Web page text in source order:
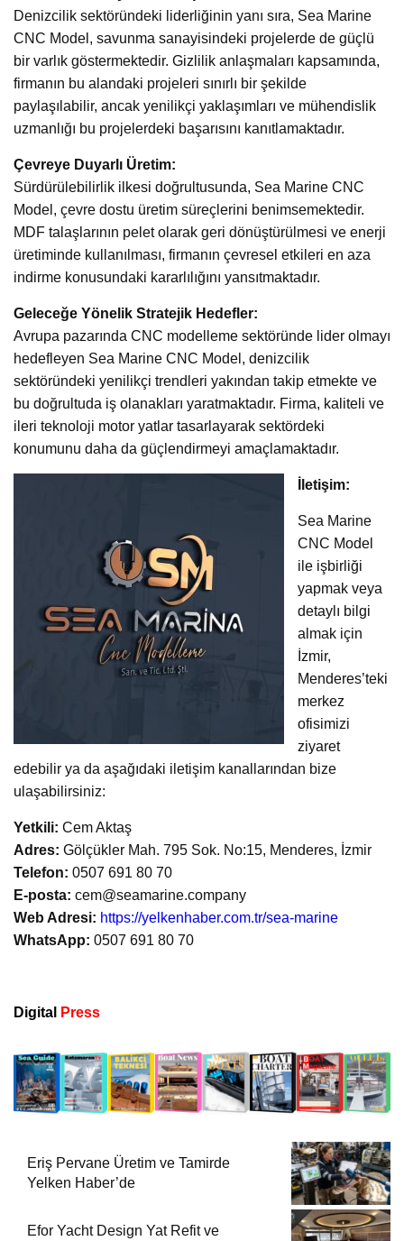
Denizcilik sektöründeki liderliğinin yanı sıra, Sea Marine
CNC Model, savunma sanayisindeki projelerde de güçlü
bir varlık göstermektedir. Gizlilik anlaşmaları kapsamında,
firmanın bu alandaki projeleri sınırlı bir şekilde
paylaşılabilir, ancak yenilikçi yaklaşımları ve mühendislik
uzmanlığı bu projelerdeki başarısını kanıtlamaktadır.
Çevreye Duyarlı Üretim:
Sürdürülebilirlik ilkesi doğrultusunda, Sea Marine CNC
Model, çevre dostu üretim süreçlerini benimsemektedir.
MDF talaşlarının pelet olarak geri dönüştürülmesi ve enerji
üretiminde kullanılması, firmanın çevresel etkileri en aza
indirme konusundaki kararlılığını yansıtmaktadır.
Geleceğe Yönelik Stratejik Hedefler:
Avrupa pazarında CNC modelleme sektöründe lider olmayı
hedefleyen Sea Marine CNC Model, denizcilik
sektöründeki yenilikçi trendleri yakından takip etmekte ve
bu doğrultuda iş olanakları yaratmaktadır. Firma, kaliteli ve
ileri teknoloji motor yatlar tasarlayarak sektördeki
konumunu daha da güçlendirmeyi amaçlamaktadır.
İletişim:
Sea Marine
CNC Model
ile işbirliği
yapmak veya
detaylı bilgi
almak için
İzmir,
Menderes’teki
merkez
ofisimizi
ziyaret
edebilir ya da aşağıdaki iletişim kanallarından bize
ulaşabilirsiniz:
Yetkili: Cem Aktaş
Adres: Gölçükler Mah. 795 Sok. No:15, Menderes, İzmir
Telefon: 0507 691 80 70
E-posta: cem@seamarine.company
Web Adresi: https://yelkenhaber.com.tr/sea-marine
WhatsApp: 0507 691 80 70
Digital Press
Eriş Pervane Üretim ve Tamirde
Yelken Haber’de
Efor Yacht Design Yat Refit ve